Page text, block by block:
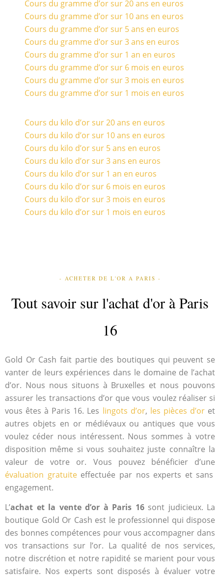
Cours du gramme d’or sur 20 ans en euros
Cours du gramme d’or sur 10 ans en euros
Cours du gramme d’or sur 5 ans en euros
Cours du gramme d’or sur 3 ans en euros
Cours du gramme d’or sur 1 an en euros
Cours du gramme d’or sur 6 mois en euros
Cours du gramme d’or sur 3 mois en euros
Cours du gramme d’or sur 1 mois en euros
Cours du kilo d’or sur 20 ans en euros
Cours du kilo d’or sur 10 ans en euros
Cours du kilo d’or sur 5 ans en euros
Cours du kilo d’or sur 3 ans en euros
Cours du kilo d’or sur 1 an en euros
Cours du kilo d’or sur 6 mois en euros
Cours du kilo d’or sur 3 mois en euros
Cours du kilo d’or sur 1 mois en euros
- ACHETER DE L'OR A PARIS -
Tout savoir sur l'achat d'or à Paris
16
Gold Or Cash fait partie des boutiques qui peuvent se
vanter de leurs expériences dans le domaine de l’achat
d’or. Nous nous situons à Bruxelles et nous pouvons
assurer les transactions d’or que vous voulez réaliser si
vous êtes à Paris 16. Les lingots d’or, les pièces d’oret
autres objets en or médiévaux ou antiques que vous
voulez céder nous intéressent. Nous sommes à votre
disposition même si vous souhaitez juste connaître la
valeur de votre or. Vous pouvez bénéficier d’une
évaluation gratuiteeffectuée par nos experts et sans
engagement.
L’achat et la vente d’or à Paris 16sont judicieux. La
boutique Gold Or Cash est le professionnel qui dispose
des bonnes compétences pour vous accompagner dans
vos transactions sur l’or. La qualité de nos services,
notre discrétion et notre rapidité se marient pour vous
satisfaire. Nos experts sont disposés à évaluer votre